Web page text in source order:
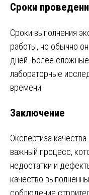
Сроки
Сроки выполнения
работы, но обычно
дней. Более
лабораторные
времени.
Заключение
Экспертиза
важный процесс,
недостатки и
качество
соблюдение